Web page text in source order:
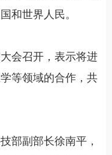
和世界人民。
会召开，表示将进
等领域的合作，共
副部长徐南平，